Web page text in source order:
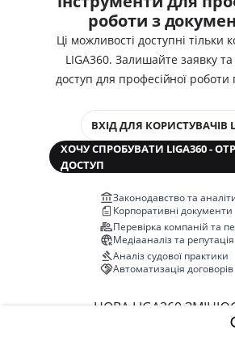
роботи з
Ці можливості доступні тільки
LIGA360. Залишайте заявку
доступ для професійної
ВХІД ДЛЯ КОРИСТУВАЧІВ
ХОЧУ СПРОБУВАТИ LIGA360 -
ДОСТУП
Законодавство та
Корпоративні документи
Перевірка компаній та
Медіааналіз та репутація
Аналіз судової практики
Автоматизація договорів
НОВА LIGA360